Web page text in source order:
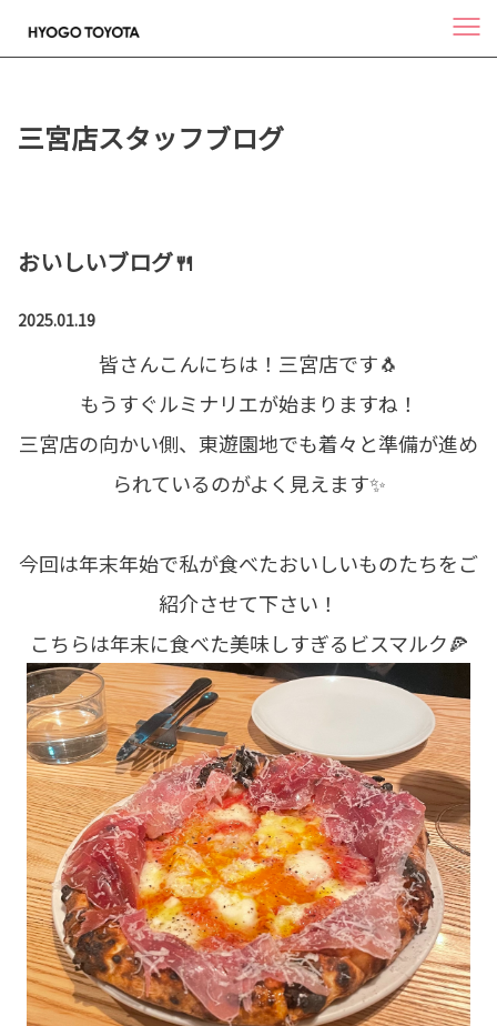
三宮店スタッフブログ
おいしいブログ🍴
2025.01.19
皆さんこんにちは！三宮店です🐧
もうすぐルミナリエが始まりますね！
三宮店の向かい側、東遊園地でも着々と準備が進め
られているのがよく見えます✨
今回は年末年始で私が食べたおいしいものたちをご
紹介させて下さい！
こちらは年末に食べた美味しすぎるビスマルク🍕